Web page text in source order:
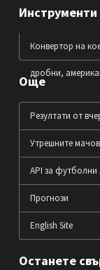
Инструменти
Конвертор на
дробни,
Още
Резултати от
Утрешните
API за футболни
Прогнози
English Site
Останете